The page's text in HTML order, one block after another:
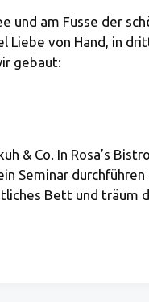
am Fusse der
von Hand, in
gebaut:
& Co. In Rosa’s
Seminar
Bett und träum